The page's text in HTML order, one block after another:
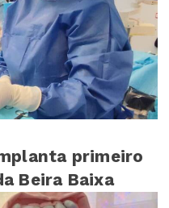
primeiro
Beira Baixa